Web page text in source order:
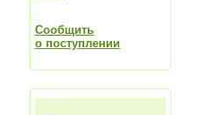
Сообщить
о поступлении